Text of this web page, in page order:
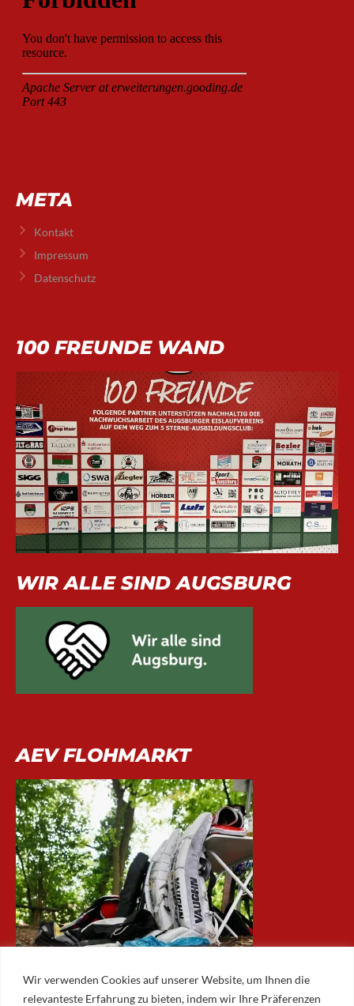
Wir verwenden Cookies auf unserer Website, um Ihnen die
relevanteste Erfahrung zu bieten, indem wir Ihre Präferenzen
META
Kontakt
Impressum
Datenschutz
100 FREUNDE WAND
WIR ALLE SIND AUGSBURG
AEV FLOHMARKT